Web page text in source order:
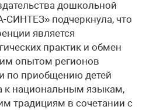
дошкольной
подчеркнула, что
является
практик и обмен
опытом регионов
по приобщению детей
к национальным языкам,
традициям в сочетании с